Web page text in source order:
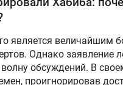
является величайшим
Однако заявление
обсуждений. В
проигнорировав